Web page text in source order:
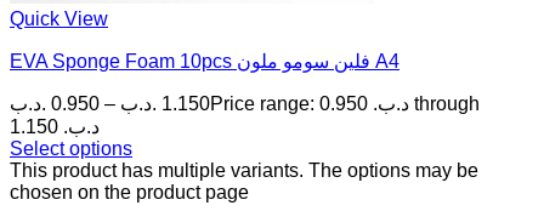
Quick View
EVA Sponge Foam 10pcs فلين سومو ملون A4
0.950 .د.ب – 1.150 .د.ب
Price range: 0.950 .د.ب through
1.150 .د.ب
Select options
This product has multiple variants. The options may be
chosen on the product page